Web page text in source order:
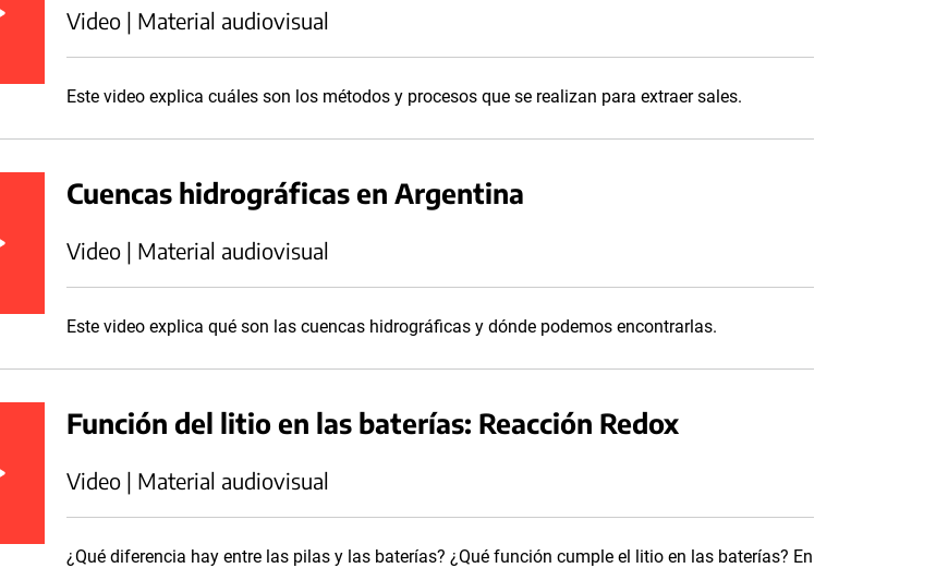
Video | Material audiovisual
Este video explica cuáles son los métodos y procesos que se realizan para extraer sales.
Cuencas hidrográficas en Argentina
Video | Material audiovisual
Este video explica qué son las cuencas hidrográficas y dónde podemos encontrarlas.
Función del litio en las baterías: Reacción Redox
Video | Material audiovisual
¿Qué diferencia hay entre las pilas y las baterías? ¿Qué función cumple el litio en las baterías? En